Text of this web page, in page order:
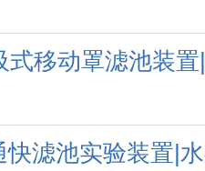
式移动罩滤池装
快滤池实验装置|